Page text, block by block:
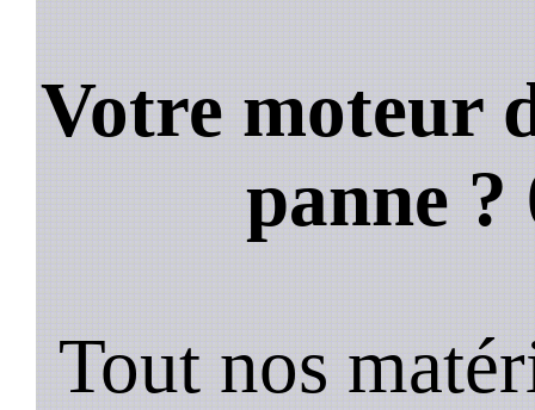
Votre moteur
panne ?
Tout nos